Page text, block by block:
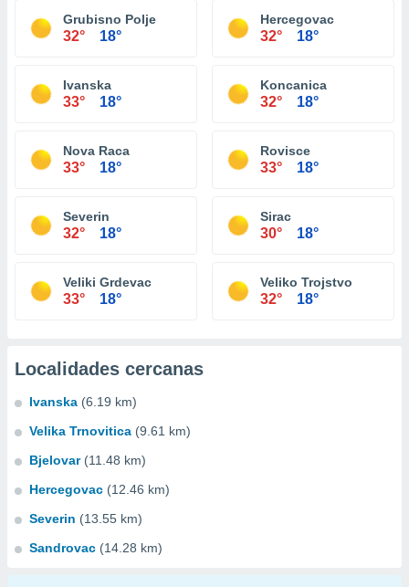
Grubisno Polje
32° 18°
Hercegovac
32° 18°
Ivanska
33° 18°
Koncanica
32° 18°
Nova Raca
33° 18°
Rovisce
33° 18°
Severin
32° 18°
Sirac
30° 18°
Veliki Grdevac
33° 18°
Veliko Trojstvo
32° 18°
Localidades cercanas
Ivanska (6.19 km)
Velika Trnovitica (9.61 km)
Bjelovar (11.48 km)
Hercegovac (12.46 km)
Severin (13.55 km)
Sandrovac (14.28 km)